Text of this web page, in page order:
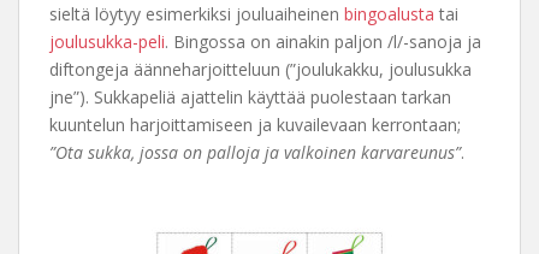
sieltä löytyy esimerkiksi jouluaiheinen bingoalusta tai
joulusukka-peli. Bingossa on ainakin paljon /l/-sanoja ja
diftongeja äänneharjoitteluun (”joulukakku, joulusukka
jne”). Sukkapeliä ajattelin käyttää puolestaan tarkan
kuuntelun harjoittamiseen ja kuvailevaan kerrontaan;
”Ota sukka, jossa on palloja ja valkoinen karvareunus”.